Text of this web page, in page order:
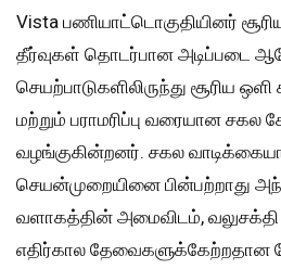
Vista பணியாட்டொகுதியினர்
தீர்வுகள் தொடர்பான அடிப்படை
செயற்பாடுகளிலிருந்து சூரிய ஒளி
மற்றும் பராமரிப்பு வரையான சகல
வழங்குகின்றனர். சகல
செயன்முறையினை பின்பற்றாது
வளாகத்தின் அமைவிடம், வலுசக்தி
எதிர்கால